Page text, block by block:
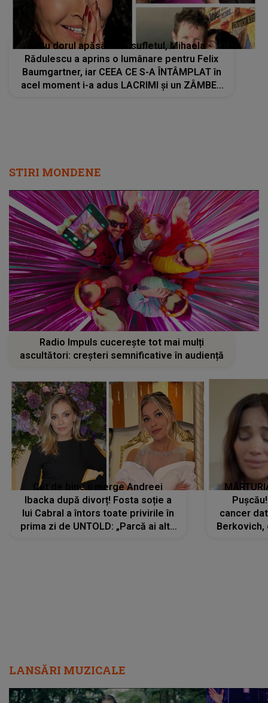
Cu dorul apăsându-i sufletul, Mihaela
Rădulescu a aprins o lumânare pentru Felix
Baumgartner, iar CEEA CE S-A ÎNTÂMPLAT în
acel moment i-a adus LACRIMI și un ZÂMBET
STIRI MONDENE
Radio Impuls cucerește tot mai mulți
ascultători: creșteri semnificative în audiență
Cât de bine îi merge Andreei
Ibacka după divorț! Fosta soție a
lui Cabral a întors toate privirile în
prima zi de UNTOLD: „Parcă ai altă
cancer
Berkovich,
LANSĂRI MUZICALE